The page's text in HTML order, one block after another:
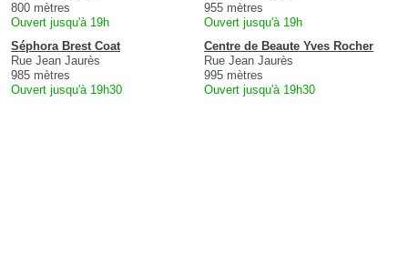
800 mètres
Ouvert jusqu'à 19h
955 mètres
Ouvert jusqu'à 19h
Séphora Brest Coat
Rue Jean Jaurès
985 mètres
Ouvert jusqu'à 19h30
Centre de Beaute Yves Rocher
Rue Jean Jaurès
995 mètres
Ouvert jusqu'à 19h30